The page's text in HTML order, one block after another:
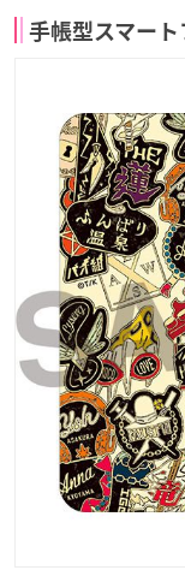
手帳型スマー